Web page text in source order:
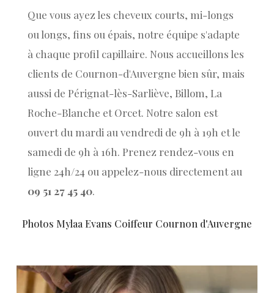
Que vous ayez les cheveux courts, mi-longs
ou longs, fins ou épais, notre équipe s'adapte
à chaque profil capillaire. Nous accueillons les
clients de Cournon-d'Auvergne bien sûr, mais
aussi de Pérignat-lès-Sarliève, Billom, La
Roche-Blanche et Orcet. Notre salon est
ouvert du mardi au vendredi de 9h à 19h et le
samedi de 9h à 16h. Prenez rendez-vous en
ligne 24h/24 ou appelez-nous directement au
09 51 27 45 40.
Photos Mylaa Evans Coiffeur Cournon d'Auvergne